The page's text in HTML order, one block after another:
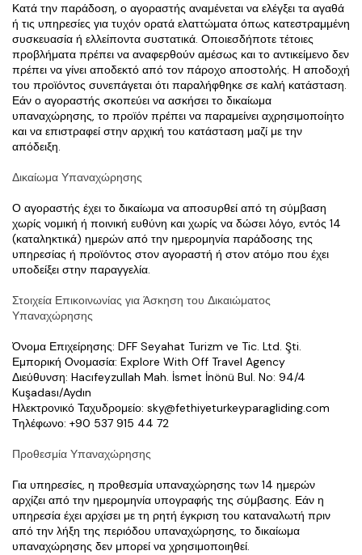
Κατά την παράδοση, ο αγοραστής αναμένεται να ελέγξει τα αγαθά
ή τις υπηρεσίες για τυχόν ορατά ελαττώματα όπως κατεστραμμένη
συσκευασία ή ελλείποντα συστατικά. Οποιεσδήποτε τέτοιες
προβλήματα πρέπει να αναφερθούν αμέσως και το αντικείμενο δεν
πρέπει να γίνει αποδεκτό από τον πάροχο αποστολής. Η αποδοχή
του προϊόντος συνεπάγεται ότι παραλήφθηκε σε καλή κατάσταση.
Εάν ο αγοραστής σκοπεύει να ασκήσει το δικαίωμα
υπαναχώρησης, το προϊόν πρέπει να παραμείνει αχρησιμοποίητο
και να επιστραφεί στην αρχική του κατάσταση μαζί με την
απόδειξη.
Δικαίωμα Υπαναχώρησης
Ο αγοραστής έχει το δικαίωμα να αποσυρθεί από τη σύμβαση
χωρίς νομική ή ποινική ευθύνη και χωρίς να δώσει λόγο, εντός 14
(καταληκτικά) ημερών από την ημερομηνία παράδοσης της
υπηρεσίας ή προϊόντος στον αγοραστή ή στον ατόμο που έχει
υποδείξει στην παραγγελία.
Στοιχεία Επικοινωνίας για Άσκηση του Δικαιώματος
Υπαναχώρησης
Όνομα Επιχείρησης: DFF Seyahat Turizm ve Tic. Ltd. Şti.
Εμπορική Ονομασία: Explore With Off Travel Agency
Διεύθυνση: Hacıfeyzullah Mah. İsmet İnönü Bul. No: 94/4
Kuşadası/Aydın
Ηλεκτρονικό Ταχυδρομείο: sky@fethiyeturkeyparagliding.com
Τηλέφωνο: +90 537 915 44 72
Προθεσμία Υπαναχώρησης
Για υπηρεσίες, η προθεσμία υπαναχώρησης των 14 ημερών
αρχίζει από την ημερομηνία υπογραφής της σύμβασης. Εάν η
υπηρεσία έχει αρχίσει με τη ρητή έγκριση του καταναλωτή πριν
από την λήξη της περιόδου υπαναχώρησης, το δικαίωμα
υπαναχώρησης δεν μπορεί να χρησιμοποιηθεί.